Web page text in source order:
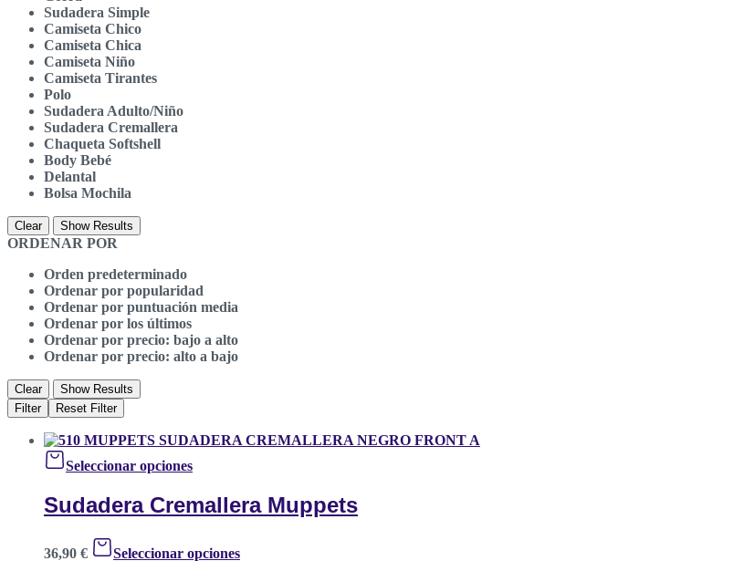
Sudadera Simple
Camiseta Chico
Camiseta Chica
Camiseta Niño
Camiseta Tirantes
Polo
Sudadera Adulto/Niño
Sudadera Cremallera
Chaqueta Softshell
Body Bebé
Delantal
Bolsa Mochila
Clear Show Results
ORDENAR POR
Orden predeterminado
Ordenar por popularidad
Ordenar por puntuación media
Ordenar por los últimos
Ordenar por precio: bajo a alto
Ordenar por precio: alto a bajo
Clear
Show Results
Filter
Reset Filter
Seleccionar opciones
Sudadera Cremallera Muppets
36,90 € Seleccionar opciones